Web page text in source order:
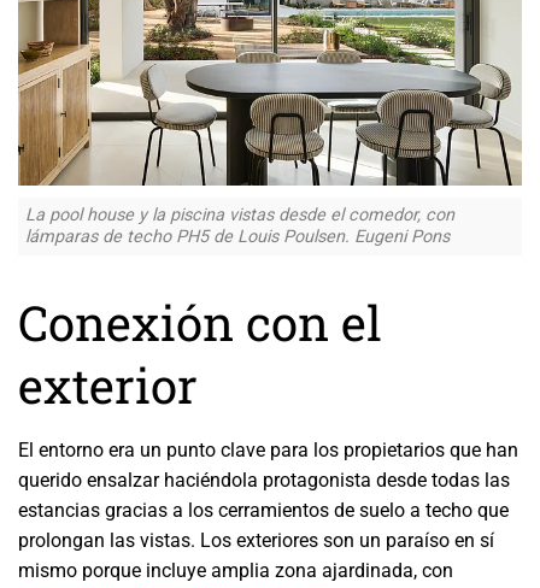
La pool house y la piscina vistas desde el comedor, con
lámparas de techo PH5 de Louis Poulsen. Eugeni Pons
Conexión con el
exterior
El entorno era un punto clave para los propietarios que han
querido ensalzar haciéndola protagonista desde todas las
estancias gracias a los cerramientos de suelo a techo que
prolongan las vistas. Los exteriores son un paraíso en sí
mismo porque incluye amplia zona ajardinada, con